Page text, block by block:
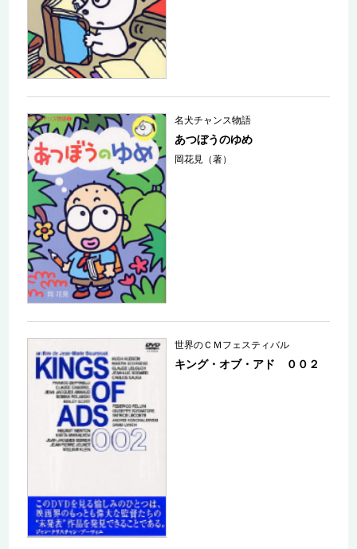
名犬チャンス物語
あつぼうのゆめ
岡花見（著）
世界のＣＭフェスティバル
キング・オブ・アド ００２